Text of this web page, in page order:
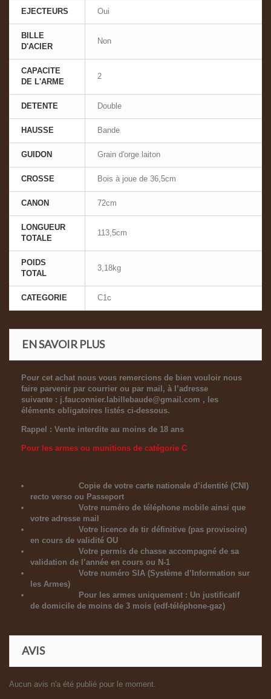
EJECTEURS Oui
BILLE
D'ACIER
Non
CAPACITE
DE L'ARME
2
DETENTE Double
HAUSSE Bande
GUIDON Grain d'orge laiton
CROSSE Bois à joue de 36,5cm
CANON 72cm
LONGUEUR
TOTALE
113,5cm
POIDS
TOTAL
3,18kg
CATEGORIE C1c
EN SAVOIR PLUS
Pour cet achat nous vous remercions de bien vouloir nous
faire parvenir par courrier ou par mail, à l’adresse
suivante : j.fauconnier.labillebaude@gmail.com , les
éléments obligatoires listés ci-dessous.
Rappel : Vente interdite au moins de 18 ans
Pour les armes ou munitions de catégorie C
Copie de votre carte nationale d’identité (CNI)
recto verso ou Passeport
Votre numéro de téléphone mobile ainsi que
votre adresse mail
Votre licence de tir définitive (pas provisoire)
en cours de validité OU
Votre permis de chasse accompagné de sa
validation de l’année en cours ou N-1
Votre numéro SIA (Système d’Information sur
les Armes)
Pour les armes uniquement : Un justificatif
de domicile de moins de 3 mois (edf-téléphone-gaz)
AVIS
Aucun avis n'a été publié pour le moment.